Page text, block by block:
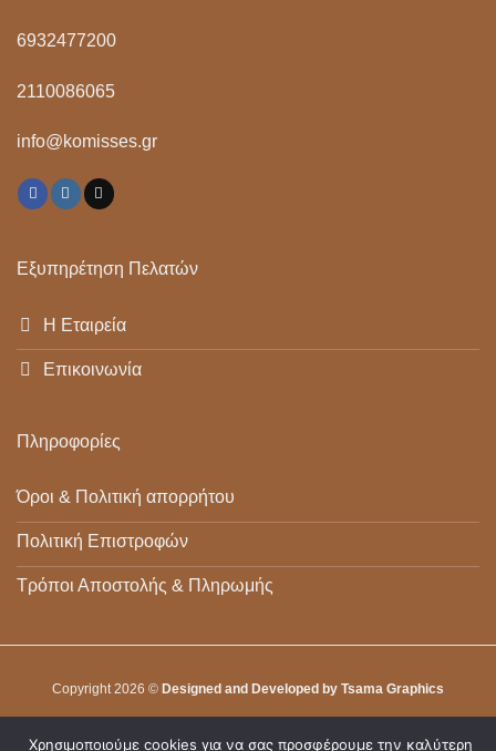
Εξυπηρέτηση Πελατών
Η Εταιρεία
Επικοινωνία
Πληροφορίες
Όροι & Πολιτική απορρήτου
Πολιτική Επιστροφών
Τρόποι Αποστολής & Πληρωμής
6932477200
2110086065
info@komisses.gr
Copyright 2026 © Designed and Developed by Tsama Graphics
Χρησιμοποιούμε cookies για να σας προσφέρουμε την καλύτερη